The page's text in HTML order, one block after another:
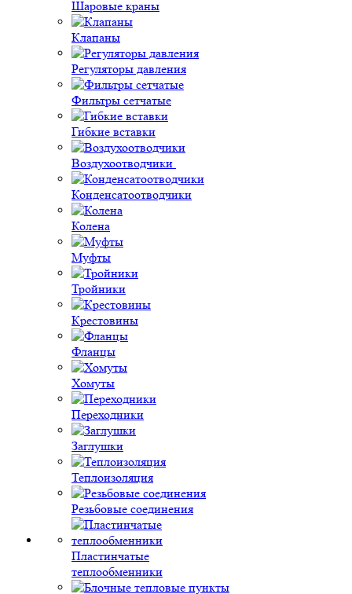
Шаровые краны
Клапаны
Регуляторы давления
Фильтры сетчатые
Гибкие вставки
Воздухоотводчики
Конденсатоотводчики
Колена
Муфты
Тройники
Крестовины
Фланцы
Хомуты
Переходники
Заглушки
Теплоизоляция
Резьбовые соединения
Пластинчатые
теплообменники